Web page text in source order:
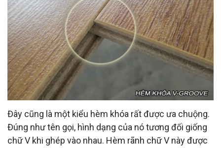
Đây cũng là một kiểu hèm khóa rất được ưa chuộng.
Đúng như tên gọi, hình dạng của nó tương đối giống
chữ V khi ghép vào nhau. Hèm rãnh chữ V này được